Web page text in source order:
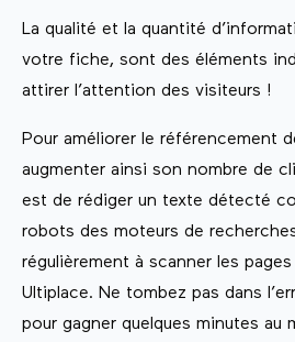
La qualité et la quantité
votre fiche, sont des éléments
attirer l’attention des visiteurs !
Pour améliorer le référencement
augmenter ainsi son nombre de
est de rédiger un texte détecté
robots des moteurs de
régulièrement à scanner les
Ultiplace. Ne tombez pas dans
pour gagner quelques minutes au